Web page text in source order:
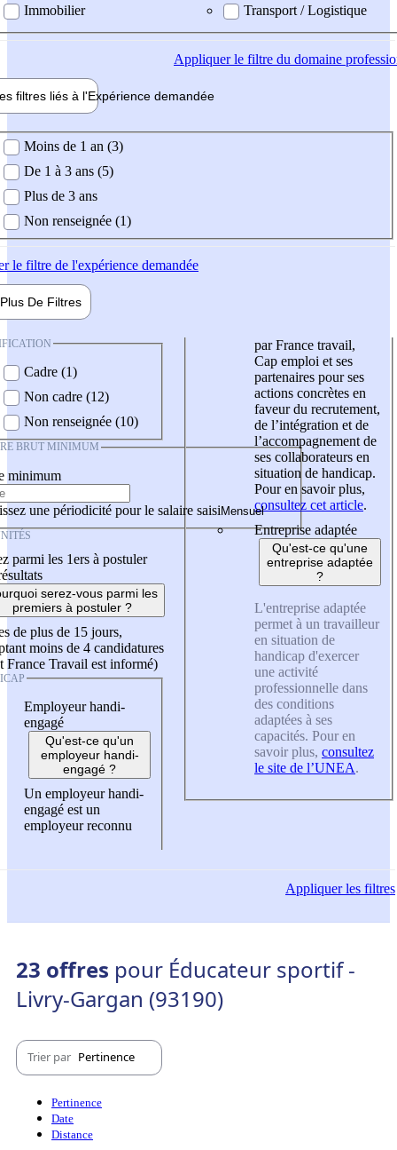
Immobilier
Transport / Logistique
Appliquerle filtre du domaine
filtres liés à l'Expérience demandée
demandée
Moins de 1 an (3)
De 1 à 3 ans (5)
Plus de 3 ans
Non renseignée (1)
le filtre de l'expérience demandée
Plus De Filtres
Cadre (1)
Non cadre (12)
Non renseignée (10)
BRUT MINIMUM
minimum
une périodicité pour le salaire saisi
parmi les 1ers à postuler
serez-vous parmi les
premiers à postuler ?
de plus de 15 jours,
moins de 4 candidatures
France Travail est informé)
Employeur handi-
engagé
Qu'est-ce qu'un
employeur handi-
engagé ?
Un employeur handi-
engagé est un
employeur reconnu
par France travail,
Cap emploi et ses
partenaires pour ses
actions concrètes en
faveur du recrutement,
de l’intégration et de
l’accompagnement de
ses collaborateurs en
situation de handicap.
Pour en savoir plus,
consultez cet article.
Entreprise adaptée
Qu'est-ce qu'une
entreprise adaptée
?
L'entreprise adaptée
permet à un travailleur
en situation de
handicap d'exercer
une activité
professionnelle dans
des conditions
adaptées à ses
capacités. Pour en
savoir plus, consultez
le site de l’UNEA.
Appliquerles filtres
23 offres pour Éducateur sportif -
Livry-Gargan (93190)
Trier par Pertinence
Pertinence
Date
Distance